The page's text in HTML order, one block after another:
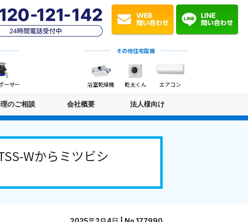
ーザー
その他住宅設備
浴室乾燥機 乾太くん エアコン
のご相談 会社概要 法人様向け
Wからミツビシ